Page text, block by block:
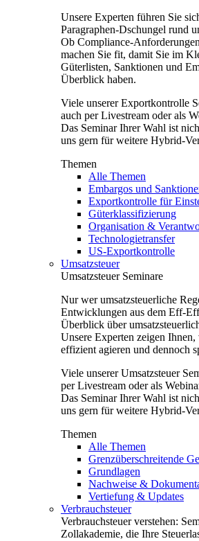
Unsere Experten führen Sie
Paragraphen-Dschungel rund
Ob Compliance-
machen Sie fit, damit Sie im
Güterlisten, Sanktionen und
Überblick haben.
Viele unserer Exportkontrolle
auch per Livestream oder als
Das Seminar Ihrer Wahl ist
uns gern für weitere Hybrid-
Themen
Alle Themen
Embargos und
Exportkontrolle für
Güterklassifizierung
Organisation &
Technologietransfer
US-Exportkontrolle
Umsatzsteuer
Umsatzsteuer Seminare
Nur wer umsatzsteuerliche
Entwicklungen aus dem Eff-
Überblick über
Unsere Experten zeigen
effizient agieren und dennoch
Viele unserer Umsatzsteuer
per Livestream oder als
Das Seminar Ihrer Wahl ist
uns gern für weitere Hybrid-
Themen
Alle Themen
Grenzüberschreitende
Grundlagen
Nachweise &
Vertiefung & Updates
Verbrauchsteuer
Verbrauchsteuer verstehen:
Zollakademie, die Ihre